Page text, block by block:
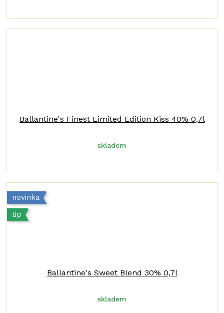
Ballantine's Finest Limited Edition Kiss 40% 0,7l
skladem
novinka
tip
Ballantine's Sweet Blend 30% 0,7l
skladem